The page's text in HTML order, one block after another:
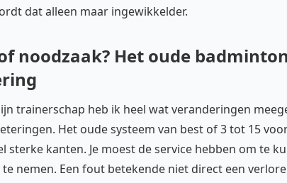
dat alleen maar ingewikkelder.
noodzaak? Het oude
trainerschap heb ik heel wat veranderingen
Het oude systeem van best of 3 tot 15
sterke kanten. Je moest de service hebben om te
nemen. Een fout betekende niet direct een